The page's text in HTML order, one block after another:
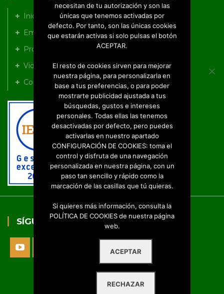
Inicio
Empresa
Productos
Videos
Contacto
SÍGUENOS
Política de Protección de Datos
necesitan de tu autorización y son las
únicas que tenemos activadas por
defecto. Por tanto, son las únicas cookies
que estarán activas si solo pulsas el botón
ACEPTAR.
El resto de cookies sirven para mejorar
nuestra página, para personalizarla en
base a tus preferencias, o para poder
mostrarte publicidad ajustada a tus
búsquedas, gustos e intereses
personales. Todas ellas las tenemos
desactivadas por defecto, pero puedes
activarlas en nuestro apartado
CONFIGURACIÓN DE COOKIES: toma el
control y disfruta de una navegación
personalizada en nuestra página, con un
paso tan sencillo y rápido como la
marcación de las casillas que tú quieras.
Si quieres más información, consulta la
POLÍTICA DE COOKIES de nuestra página
web.
ACEPTAR
RECHAZAR